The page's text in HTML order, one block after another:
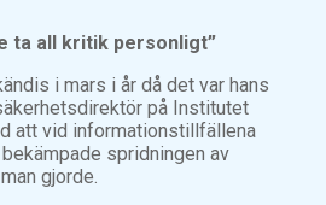
ta all kritik personligt”
i mars i år då det var hans
på Institutet
att vid informationstillfällena
spridningen av
gjorde.